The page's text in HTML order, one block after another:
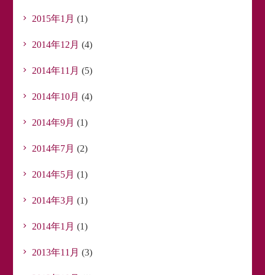
2015年1月 (1)
2014年12月 (4)
2014年11月 (5)
2014年10月 (4)
2014年9月 (1)
2014年7月 (2)
2014年5月 (1)
2014年3月 (1)
2014年1月 (1)
2013年11月 (3)